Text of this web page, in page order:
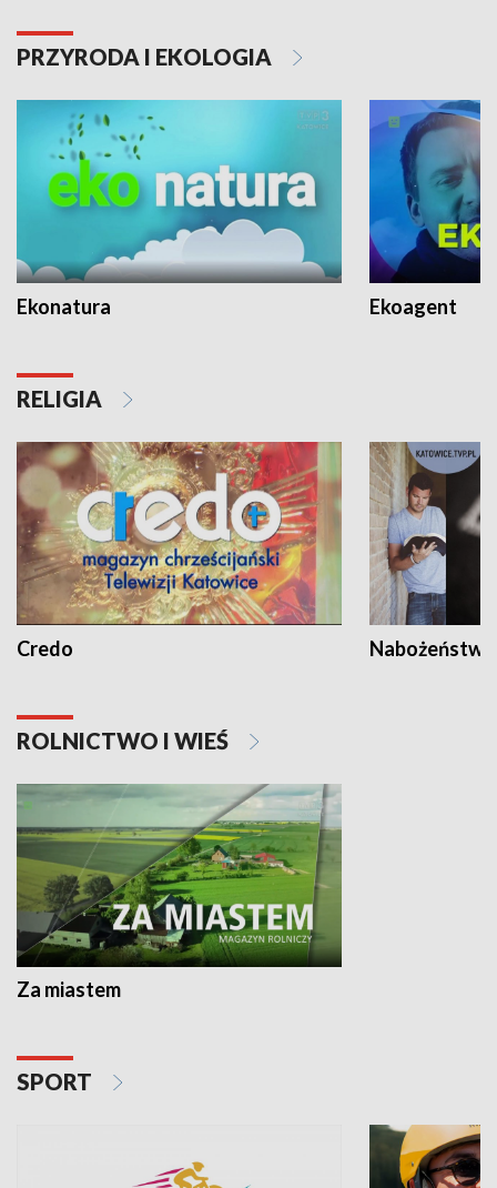
PRZYRODA I EKOLOGIA
Ekonatura Ekoagent
RELIGIA
Credo
ROLNICTWO I WIEŚ
Za miastem
SPORT